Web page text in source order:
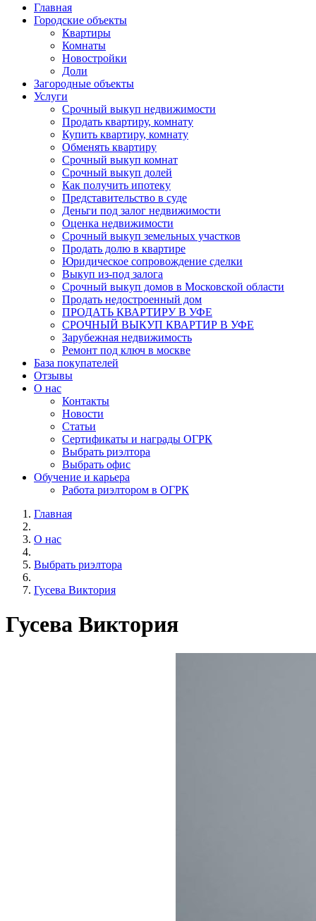
Главная
Городские объекты
Квартиры
Комнаты
Новостройки
Доли
Загородные объекты
Услуги
Срочный выкуп недвижимости
Продать квартиру, комнату
Купить квартиру, комнату
Обменять квартиру
Срочный выкуп комнат
Срочный выкуп долей
Как получить ипотеку
Представительство в суде
Деньги под залог недвижимости
Оценка недвижимости
Срочный выкуп земельных участков
Продать долю в квартире
Юридическое сопровождение сделки
Выкуп из-под залога
Срочный выкуп домов в Московской области
Продать недостроенный дом
ПРОДАТЬ КВАРТИРУ В УФЕ
СРОЧНЫЙ ВЫКУП КВАРТИР В УФЕ
Зарубежная недвижимость
Ремонт под ключ в москве
База покупателей
Отзывы
О нас
Контакты
Новости
Статьи
Сертификаты и награды ОГРК
Выбрать риэлтора
Выбрать офис
Обучение и карьера
Работа риэлтором в ОГРК
Главная
О нас
Выбрать риэлтора
Гусева Виктория
Гусева Виктория